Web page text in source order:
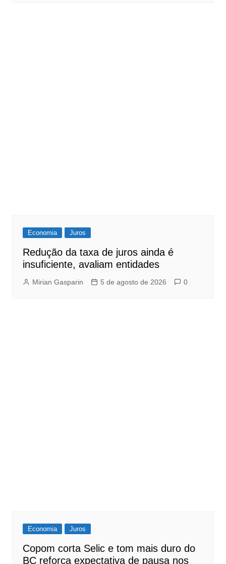
Economia Juros
Redução da taxa de juros ainda é
insuficiente, avaliam entidades
Mirian Gasparin 5 de agosto de 2026 0
Economia Juros
Copom corta Selic e tom mais duro do
BC reforça expectativa de pausa nos